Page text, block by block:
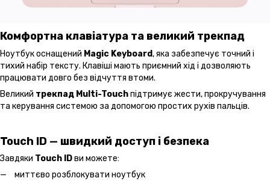
Комфортна клавіатура та великий трекпад
Ноутбук оснащений Magic Keyboard, яка забезпечує точний і
тихий набір тексту. Клавіші мають приємний хід і дозволяють
працювати довго без відчуття втоми.
Великий трекпад Multi-Touchпідтримує жести, прокручування
та керування системою за допомогою простих рухів пальців.
Touch ID — швидкий доступ і безпека
Завдяки Touch IDви можете:
миттєво розблокувати ноутбук